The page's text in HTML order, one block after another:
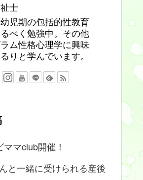
士
児期の包括的性教育
べく勉強中。その他
ム性格心理学に興味
りと学んでいます。
マclub開催！
と一緒に受けられる産後